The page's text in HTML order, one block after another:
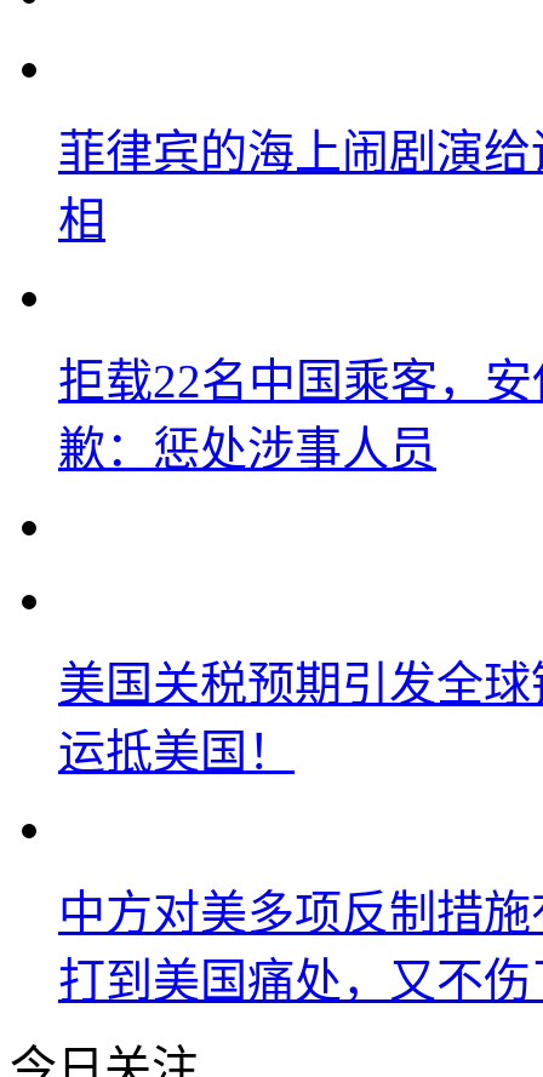
菲律宾的海上闹剧演
相
拒载22名中国乘客，
歉：惩处涉事人员
美国关税预期引发全
运抵美国！
中方对美多项反制措
打到美国痛处，又不